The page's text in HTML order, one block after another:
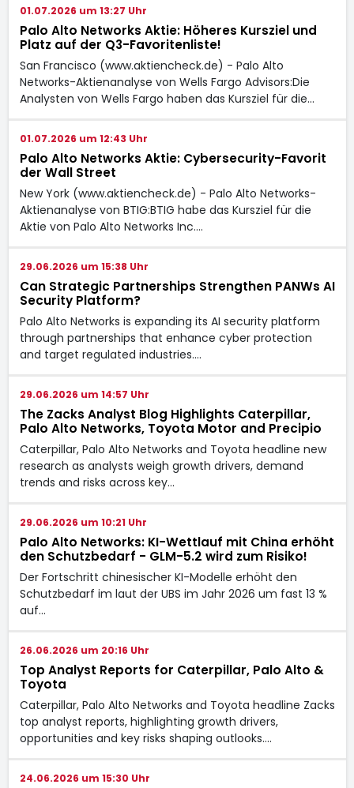
01.07.2026 um 13:27 Uhr
Palo Alto Networks Aktie: Höheres Kursziel und
Platz auf der Q3-Favoritenliste!
San Francisco (www.aktiencheck.de) - Palo Alto
Networks-Aktienanalyse von Wells Fargo Advisors:Die
Analysten von Wells Fargo haben das Kursziel für die…
01.07.2026 um 12:43 Uhr
Palo Alto Networks Aktie: Cybersecurity-Favorit
der Wall Street
New York (www.aktiencheck.de) - Palo Alto Networks-
Aktienanalyse von BTIG:BTIG habe das Kursziel für die
Aktie von Palo Alto Networks Inc.…
29.06.2026 um 15:38 Uhr
Can Strategic Partnerships Strengthen PANWs AI
Security Platform?
Palo Alto Networks is expanding its AI security platform
through partnerships that enhance cyber protection
and target regulated industries.…
29.06.2026 um 14:57 Uhr
The Zacks Analyst Blog Highlights Caterpillar,
Palo Alto Networks, Toyota Motor and Precipio
Caterpillar, Palo Alto Networks and Toyota headline new
research as analysts weigh growth drivers, demand
trends and risks across key…
29.06.2026 um 10:21 Uhr
Palo Alto Networks: KI-Wettlauf mit China erhöht
den Schutzbedarf - GLM-5.2 wird zum Risiko!
Der Fortschritt chinesischer KI-Modelle erhöht den
Schutzbedarf im laut der UBS im Jahr 2026 um fast 13 %
auf…
26.06.2026 um 20:16 Uhr
Top Analyst Reports for Caterpillar, Palo Alto &
Toyota
Caterpillar, Palo Alto Networks and Toyota headline Zacks
top analyst reports, highlighting growth drivers,
opportunities and key risks shaping outlooks.…
24.06.2026 um 15:30 Uhr